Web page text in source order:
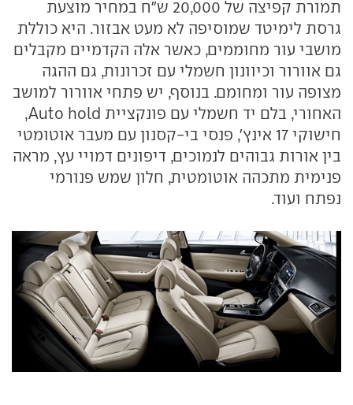
תמורת קפיצה של 20,000 ש"ח במחיר מוצעת
גרסת לימיטד שמוסיפה לא מעט אבזור. היא כוללת
מושבי עור מחוממים, כאשר אלה הקדמיים מקבלים
גם אוורור וכיוונון חשמלי עם זכרונות, גם ההגה
מצופה עור ומחומם. בנוסף, יש פתחי אוורור למושב
האחורי, בלם יד חשמלי עם פונקציית Auto hold,
חישוקי 17 אינץ', פנסי בי-קסנון עם מעבר אוטומטי
בין אורות גבוהים לנמוכים, דיפונים דמויי עץ, מראה
פנימית מתכהה אוטומטית, חלון שמש פנורמי
נפתח ועוד.